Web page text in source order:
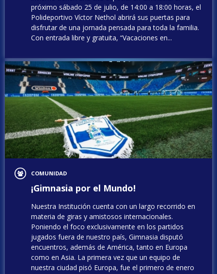
próximo sábado 25 de julio, de 14:00 a 18:00 horas, el
Polideportivo Víctor Nethol abrirá sus puertas para
disfrutar de una jornada pensada para toda la familia.
Con entrada libre y gratuita, “Vacaciones en...
COMUNIDAD
¡Gimnasia por el Mundo!
Nuestra Institución cuenta con un largo recorrido en
materia de giras y amistosos internacionales.
Poniendo el foco exclusivamente en los partidos
jugados fuera de nuestro país, Gimnasia disputó
encuentros, además de América, tanto en Europa
como en Asia. La primera vez que un equipo de
nuestra ciudad pisó Europa, fue el primero de enero